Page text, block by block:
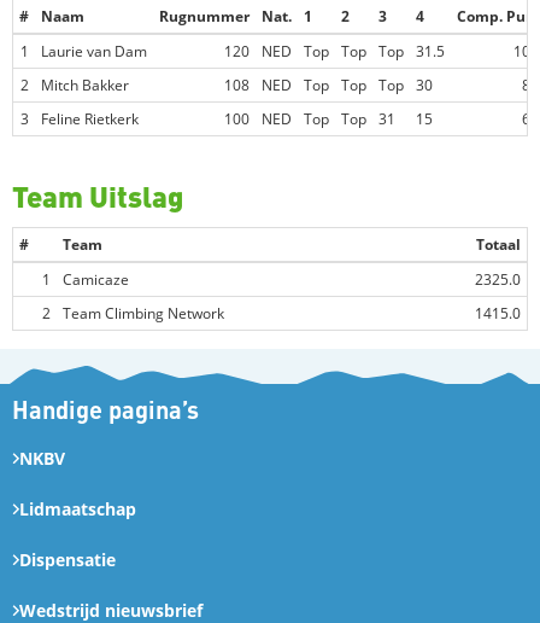
# Naam Rugnummer Nat. 1 2 3 4
Comp.
1
Laurie van Dam 120 NED Top Top Top 31.5
2
Mitch Bakker 108 NED Top Top Top 30
3
Feline Rietkerk 100 NED Top Top 31 15
Team Uitslag
# Team
Totaal
1
Camicaze
2325.0
2 Team Climbing Network 1415.0
Handige pagina’s
NKBV
Lidmaatschap
Dispensatie
Wedstrijd nieuwsbrief